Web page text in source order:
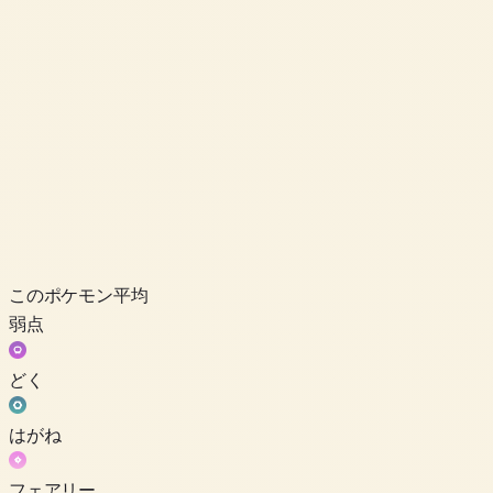
このポケモン平均
弱点
どく
はがね